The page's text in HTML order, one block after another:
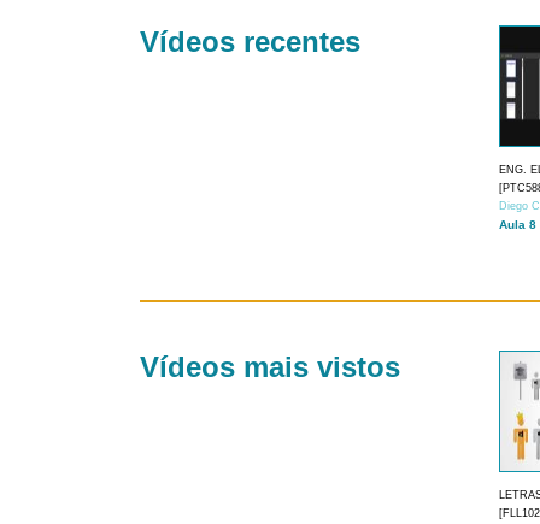
Vídeos recentes
ENG.
Diego
Aula 8
Vídeos mais vistos